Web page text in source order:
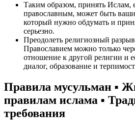
Таким образом, принять Ислам,
православным, может быть
который нужно обдумать и
серьезно.
Преодолеть религиозный
Православием можно только
отношение к другой религии и
диалог, образование и
Правила мусульман ▪
правилам ислама ▪
требования